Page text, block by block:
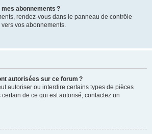
abonnements ?
rendez-vous dans le panneau de contrôle
vos abonnements.
autorisées sur ce forum ?
autoriser ou interdire certains types de pièces
certain de ce qui est autorisé, contactez un